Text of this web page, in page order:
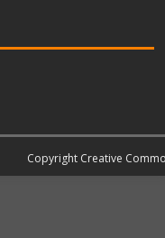
Copyright Creative